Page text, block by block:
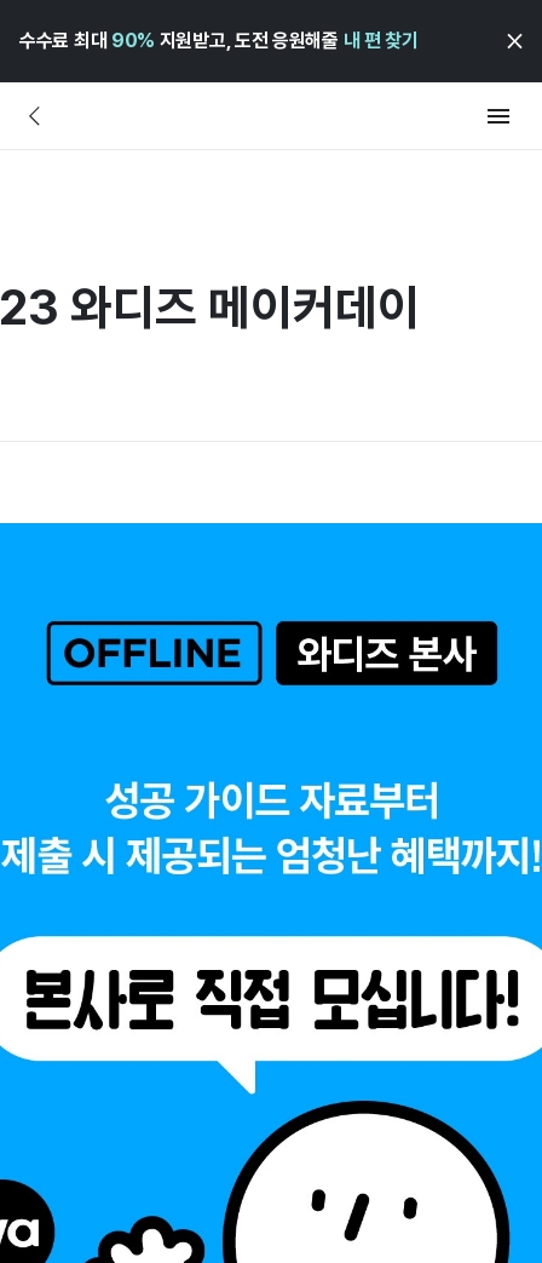
수수료 최대 90% 지원받고, 도전 응원해줄 내 편 찾기
와디즈 메이커데이